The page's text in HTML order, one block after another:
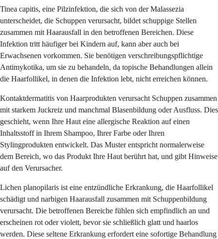
Tinea capitis, eine Pilzinfektion, die sich von der Malassezia
unterscheidet, die Schuppen verursacht, bildet schuppige Stellen
zusammen mit Haarausfall in den betroffenen Bereichen. Diese
Infektion tritt häufiger bei Kindern auf, kann aber auch bei
Erwachsenen vorkommen. Sie benötigen verschreibungspflichtige
Antimykotika, um sie zu behandeln, da topische Behandlungen allein
die Haarfollikel, in denen die Infektion lebt, nicht erreichen können.
Kontaktdermatitis von Haarprodukten verursacht Schuppen zusammen
mit starkem Juckreiz und manchmal Blasenbildung oder Ausfluss. Dies
geschieht, wenn Ihre Haut eine allergische Reaktion auf einen
Inhaltsstoff in Ihrem Shampoo, Ihrer Farbe oder Ihren
Stylingprodukten entwickelt. Das Muster entspricht normalerweise
dem Bereich, wo das Produkt Ihre Haut berührt hat, und gibt Hinweise
auf den Verursacher.
Lichen planopilaris ist eine entzündliche Erkrankung, die Haarfollikel
schädigt und narbigen Haarausfall zusammen mit Schuppenbildung
verursacht. Die betroffenen Bereiche fühlen sich empfindlich an und
erscheinen rot oder violett, bevor sie schließlich glatt und haarlos
werden. Diese seltene Erkrankung erfordert eine sofortige Behandlung